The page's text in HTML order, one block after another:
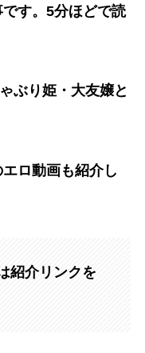
す。5分ほどで読
ぶり姫・大友嬢と
ロ動画も紹介し
紹介リンクを